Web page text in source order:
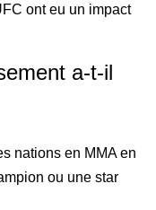
ont eu un impact
a-t-il
nations en MMA en
ou une star